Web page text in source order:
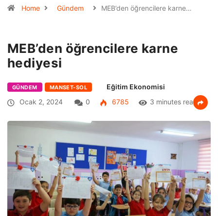
Home Gündem MEB’den öğrencilere karne…
MEB’den öğrencilere karne
hediyesi
GÜNDEM MANSET-SOL
Eğitim Ekonomisi
Ocak 2, 2024
0 6785 3 minutes read